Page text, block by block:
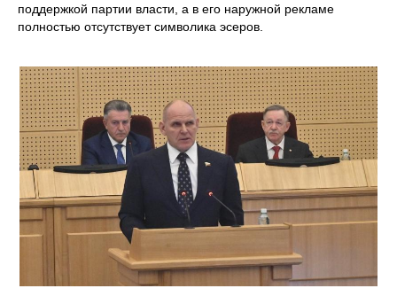
поддержкой партии власти, а в его наружной рекламе
полностью отсутствует символика эсеров.